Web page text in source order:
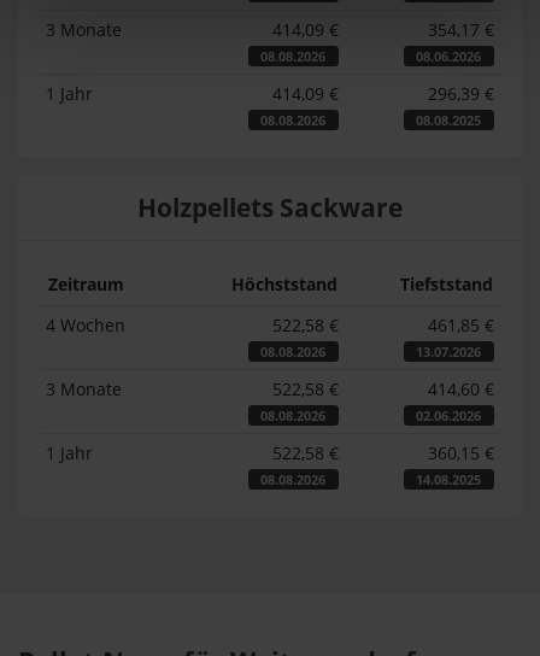
3 Monate 414,09 €
08.08.2026
354,17 €
08.06.2026
1 Jahr 414,09 €
08.08.2026
296,39 €
08.08.2025
Holzpellets Sackware
Zeitraum Höchststand
Tiefststand
4 Wochen
522,58 €
08.08.2026
461,85 €
13.07.2026
3 Monate 522,58 €
08.08.2026
414,60 €
02.06.2026
1 Jahr 522,58 €
08.08.2026
360,15 €
14.08.2025